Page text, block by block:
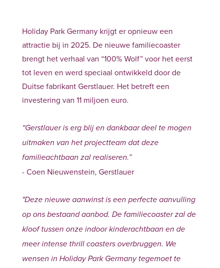
Holiday Park Germany krijgt er opnieuw een
attractie bij in 2025. De nieuwe familiecoaster
brengt het verhaal van “100% Wolf” voor het eerst
tot leven en werd speciaal ontwikkeld door de
Duitse fabrikant Gerstlauer. Het betreft een
investering van 11 miljoen euro.
“Gerstlauer is erg blij en dankbaar deel te mogen
uitmaken van het projectteam dat deze
familieachtbaan zal realiseren.”
- Coen Nieuwenstein, Gerstlauer
"Deze nieuwe aanwinst is een perfecte aanvulling
op ons bestaand aanbod. De familiecoaster zal de
kloof tussen onze indoor kinderachtbaan en de
meer intense thrill coasters overbruggen. We
wensen in Holiday Park Germany tegemoet te